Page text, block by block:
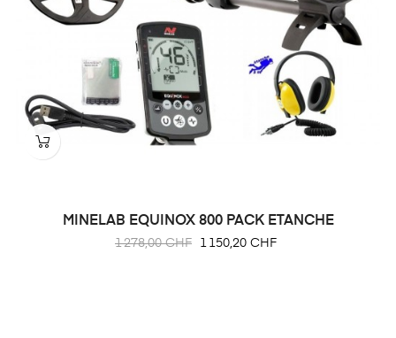
MINELAB EQUINOX 800 PACK ETANCHE
Prix
1 278,00 CHF Prix
1 150,20 CHF